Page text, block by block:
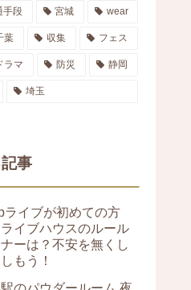
手段 宮城 wear
葉 収集 フェス
ラマ 防災 静岡
埼玉
事
ライブが初めての方
イブハウスのルール
ーは？不安を無くし
もう！